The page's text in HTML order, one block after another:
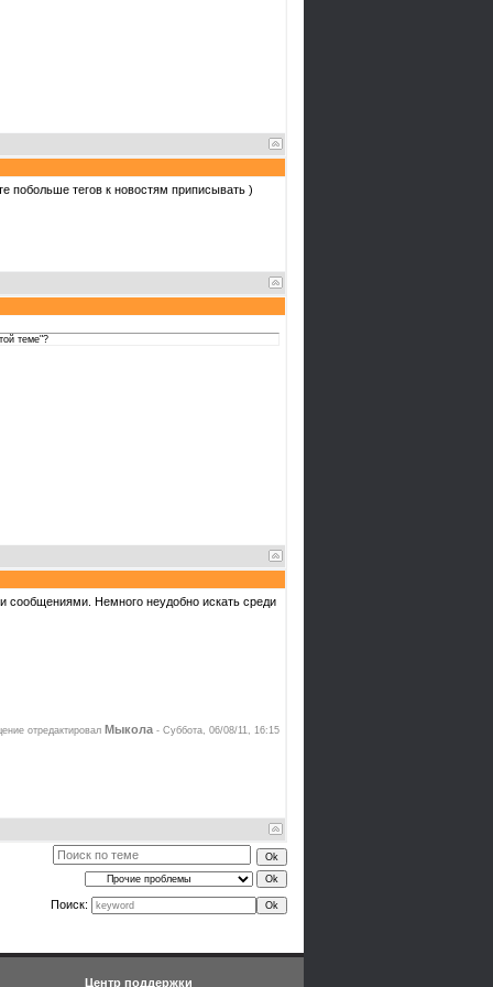
побольше тегов к новостям приписывать )
теме"?
Немного неудобно искать среди
отредактировал Мыкола - Суббота, 06/08/11, 16:15
Поиск:
Центр поддержки